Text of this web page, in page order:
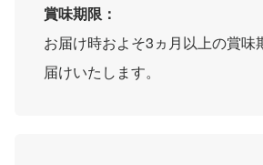
賞味期限：
お届け時およそ3ヵ月以上の賞味
届けいたします。